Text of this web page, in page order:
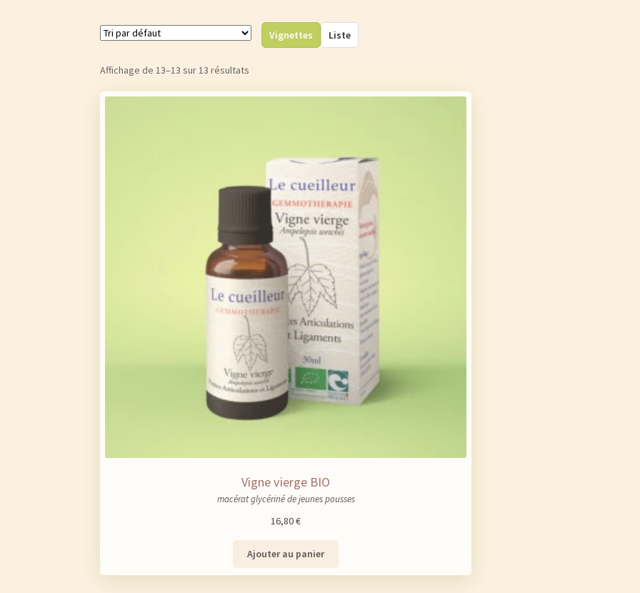
Vignettes Liste
Affichage de 13–13 sur 13 résultats
Vigne vierge BIO
macérat glycériné de jeunes pousses
16,80€
Ajouter au panier